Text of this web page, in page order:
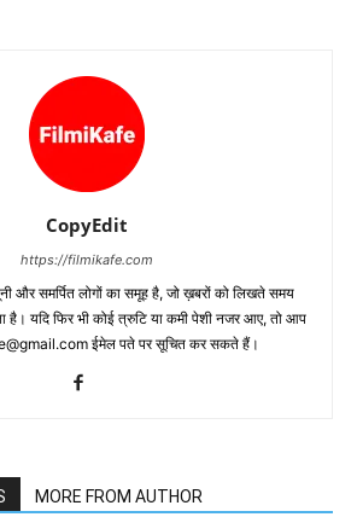
CopyEdit
https://filmikafe.com
और समर्पित लोगों का समूह है, जो ख़बरों को लिखते समय
है। यदि फिर भी कोई त्रुटि या कमी पेशी नजर आए, तो आप
ईमेल पते पर सूचित कर सकते हैं।
MORE FROM AUTHOR